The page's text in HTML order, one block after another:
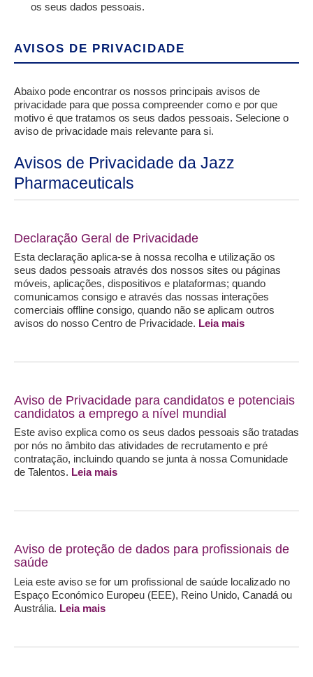
os seus dados pessoais.
AVISOS DE PRIVACIDADE
Abaixo pode encontrar os nossos principais avisos de
privacidade para que possa compreender como e por que
motivo é que tratamos os seus dados pessoais. Selecione o
aviso de privacidade mais relevante para si.
Avisos de Privacidade da Jazz
Pharmaceuticals
Declaração Geral de Privacidade
Esta declaração aplica-se à nossa recolha e utilização os
seus dados pessoais através dos nossos sites ou páginas
móveis, aplicações, dispositivos e plataformas; quando
comunicamos consigo e através das nossas interações
comerciais offline consigo, quando não se aplicam outros
avisos do nosso Centro de Privacidade. Leia mais
Aviso de Privacidade para candidatos e potenciais
candidatos a emprego a nível mundial
Este aviso explica como os seus dados pessoais são tratadas
por nós no âmbito das atividades de recrutamento e pré
contratação, incluindo quando se junta à nossa Comunidade
de Talentos. Leia mais
Aviso de proteção de dados para profissionais de
saúde
Leia este aviso se for um profissional de saúde localizado no
Espaço Económico Europeu (EEE), Reino Unido, Canadá ou
Austrália. Leia mais